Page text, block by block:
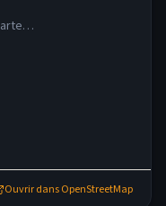
Ouvrir dans OpenStreetMap